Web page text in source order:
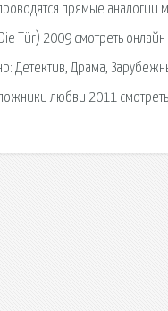
прямые
Tür) 2009 смотреть
Детектив, Драма,
любви 2011